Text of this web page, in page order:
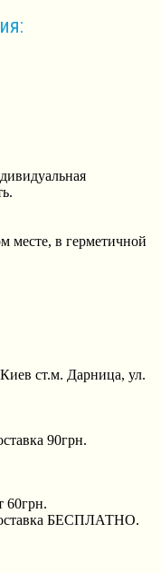
месте, в герметичной
ст.м. Дарница, ул.
90грн.
60грн.
БЕСПЛАТНО.